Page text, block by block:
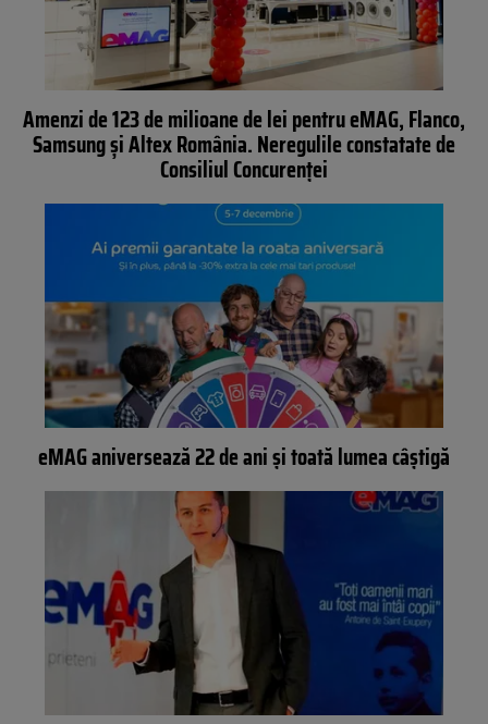
Amenzi de 123 de milioane de lei pentru eMAG, Flanco,
Samsung și Altex România. Neregulile constatate de
Consiliul Concurenței
eMAG aniversează 22 de ani și toată lumea câștigă